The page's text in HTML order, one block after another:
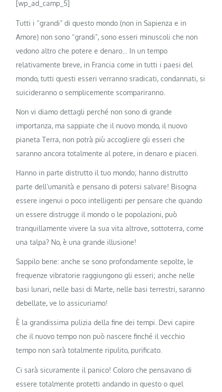
[wp_ad_camp_5]
Tutti i “grandi” di questo mondo (non in Sapienza e in
Amore) non sono “grandi”, sono esseri minuscoli che non
vedono altro che potere e denaro… In un tempo
relativamente breve, in Francia come in tutti i paesi del
mondo, tutti questi esseri verranno sradicati, condannati, si
suicideranno o semplicemente scompariranno.
Non vi diamo dettagli perché non sono di grande
importanza, ma sappiate che il nuovo mondo, il nuovo
pianeta Terra, non potrà più accogliere gli esseri che
saranno ancora totalmente al potere, in denaro e piaceri.
Hanno in parte distrutto il tuo mondo; hanno distrutto
parte dell’umanità e pensano di potersi salvare! Bisogna
essere ingenui o poco intelligenti per pensare che quando
un essere distrugge il mondo o le popolazioni, può
tranquillamente vivere la sua vita altrove, sottoterra, come
una talpa? No, è una grande illusione!
Sappilo bene: anche se sono profondamente sepolte, le
frequenze vibratorie raggiungono gli esseri; anche nelle
basi lunari, nelle basi di Marte, nelle basi terrestri, saranno
debellate, ve lo assicuriamo!
È la grandissima pulizia della fine dei tempi. Devi capire
che il nuovo tempo non può nascere finché il vecchio
tempo non sarà totalmente ripulito, purificato.
Ci sarà sicuramente il panico! Coloro che pensavano di
essere totalmente protetti andando in questo o quel